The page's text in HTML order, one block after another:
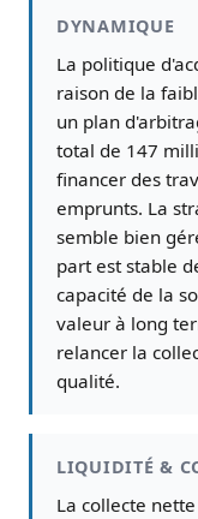
DYNAMIQUE
La politique
raison de la
un plan
total de 147
financer des
emprunts. La
semble bien
part est stable
capacité de la
valeur à long
relancer la
qualité.
LIQUIDITÉ &
La collecte